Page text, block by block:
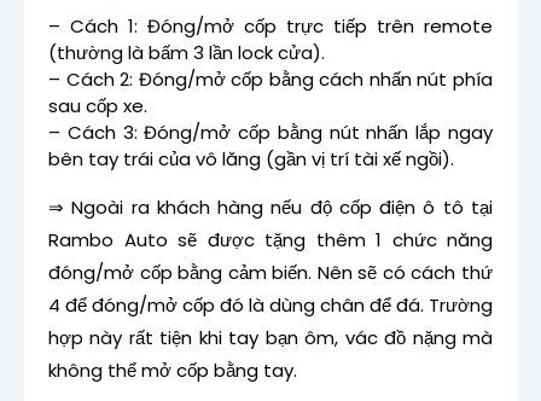
– Cách 1: Đóng/mở cốp trực tiếp trên remote
(thường là bấm 3 lần lock cửa).
– Cách 2: Đóng/mở cốp bằng cách nhấn nút phía
sau cốp xe.
– Cách 3: Đóng/mở cốp bằng nút nhấn lắp ngay
bên tay trái của vô lăng (gần vị trí tài xế ngồi).
⇒ Ngoài ra khách hàng nếu độ cốp điện ô tô tại
Rambo Auto sẽ được tặng thêm 1 chức năng
đóng/mở cốp bằng cảm biến. Nên sẽ có cách thứ
4 để đóng/mở cốp đó là dùng chân để đá. Trường
hợp này rất tiện khi tay bạn ôm, vác đồ nặng mà
không thể mở cốp bằng tay.